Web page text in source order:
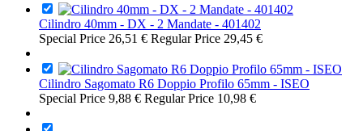
Cilindro 40mm - DX - 2 Mandate - 401402
Special Price 26,51 € Regular Price 29,45 €
Cilindro Sagomato R6 Doppio Profilo 65mm - ISEO
Special Price 9,88 € Regular Price 10,98 €